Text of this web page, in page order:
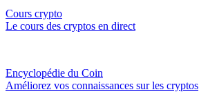
Cours crypto
Le cours des cryptos en direct
Encyclopédie du Coin
Améliorez vos connaissances sur les cryptos